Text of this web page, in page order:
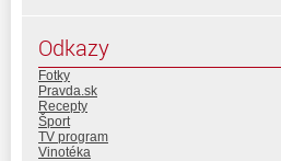
Odkazy
Fotky
Pravda.sk
Recepty
Šport
TV program
Vinotéka